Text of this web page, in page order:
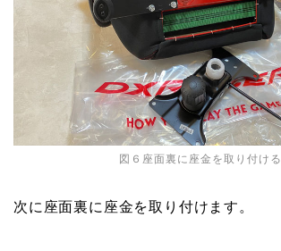
図６座面裏に座金を取り付ける
次に座面裏に座金を取り付けます。